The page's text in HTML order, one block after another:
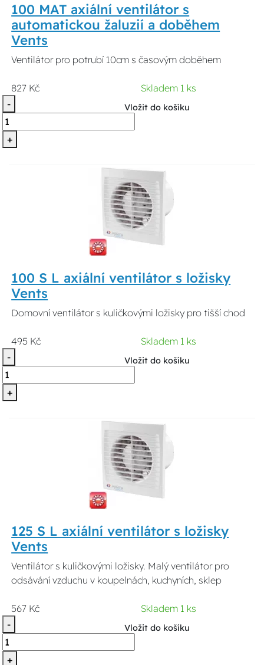
100 MAT axiální ventilátor s
automatickou žaluzií a doběhem
Vents
Ventilátor pro potrubí 10cm s časovým doběhem
827 Kč
Skladem 1 ks
-
+
Vložit do košíku
100 S L axiální ventilátor s ložisky
Vents
Domovní ventilátor s kuličkovými ložisky pro tišší chod
495 Kč
Skladem 1 ks
-
+
Vložit do košíku
125 S L axiální ventilátor s ložisky
Vents
Ventilátor s kuličkovými ložisky. Malý ventilátor pro
odsávání vzduchu v koupelnách, kuchyních, sklep
567 Kč
Skladem 1 ks
-
+
Vložit do košíku